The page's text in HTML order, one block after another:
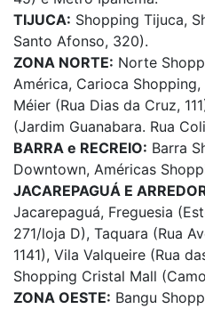
TIJUCA: Shopping Tijuca,
Santo Afonso, 320).
ZONA NORTE: Norte
América, Carioca
Méier (Rua Dias da Cruz,
(Jardim Guanabara. Rua
BARRA e RECREIO: Barra
Downtown, Américas
JACAREPAGUÁ E
Jacarepaguá, Freguesia
271/loja D), Taquara (Rua
1141), Vila Valqueire (Rua
Shopping Cristal Mall
ZONA OESTE: Bangu